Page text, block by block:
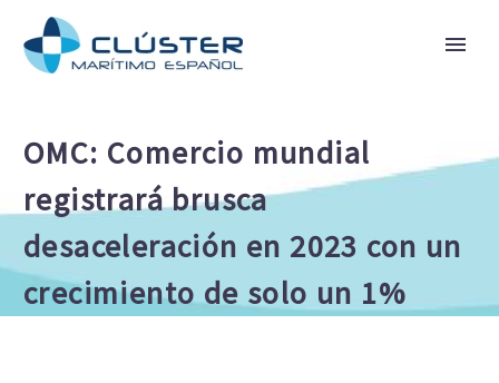
OMC: Comercio mundial
registrará brusca
desaceleración en 2023 con un
crecimiento de solo un 1%